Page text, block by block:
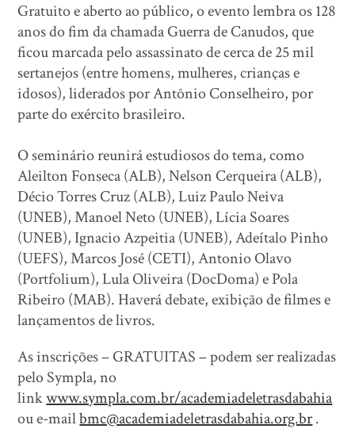
Gratuito e aberto ao público, o evento lembra os 128
anos do fim da chamada Guerra de Canudos, que
ficou marcada pelo assassinato de cerca de 25 mil
sertanejos (entre homens, mulheres, crianças e
idosos), liderados por Antônio Conselheiro, por
parte do exército brasileiro.
O seminário reunirá estudiosos do tema, como
Aleilton Fonseca (ALB), Nelson Cerqueira (ALB),
Décio Torres Cruz (ALB), Luiz Paulo Neiva
(UNEB), Manoel Neto (UNEB), Lícia Soares
(UNEB), Ignacio Azpeitia (UNEB), Adeítalo Pinho
(UEFS), Marcos José (CETI), Antonio Olavo
(Portfolium), Lula Oliveira (DocDoma) e Pola
Ribeiro (MAB). Haverá debate, exibição de filmes e
lançamentos de livros.
As inscrições – GRATUITAS – podem ser realizadas
pelo Sympla, no
linkwww.sympla.com.br/academiadeletrasdabahia
ou e-mailbmc@academiadeletrasdabahia.org.br.